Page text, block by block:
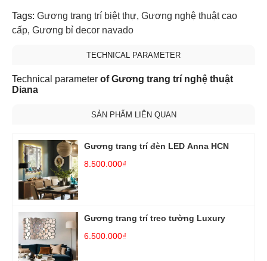
Tags: Gương trang trí biệt thự, Gương nghệ thuật cao
cấp, Gương bỉ decor navado
TECHNICAL PARAMETER
Technical parameter of Gương trang trí nghệ thuật
Diana
SẢN PHẨM LIÊN QUAN
Gương trang trí đèn LED Anna HCN
8.500.000₫
Gương trang trí treo tường Luxury
6.500.000₫